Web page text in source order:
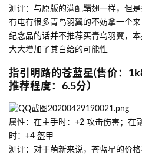
测评：与原版的满配鞘翅一样，但
有屯有很多青鸟羽翼的不妨拿一个
纪念品的话并不推荐买青鸟羽翼，
大大增加了其白给的可能性
指引明路的苍蓝星(售价：
推荐程度：6.5分）
属性：在主手时：+2 攻击伤害；在
时：+4 盔甲
测评：对于萌新来说，苍蓝星的价